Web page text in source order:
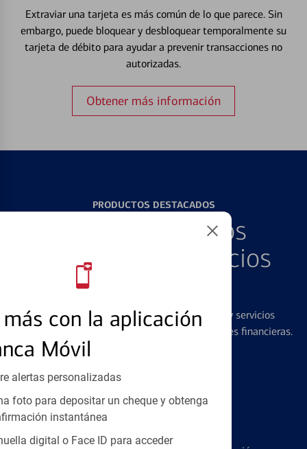
con la aplicación
Móvil
alertas personalizadas
foto para depositar un cheque y obtenga
instantánea
digital o Face ID para acceder
Extraviar una tarjeta es más común de lo que parece. Sin
embargo, puede bloquear y desbloquear temporalmente su
tarjeta de débito para ayudar a prevenir transacciones no
autorizadas.
Obtener más información
PRODUCTOS DESTACADOS
Explore Nuestros
Productos y Servicios
Destacados
Ofrecemos una amplia gama de productos y servicios
diseñados para ayudar con todas sus necesidades financieras.